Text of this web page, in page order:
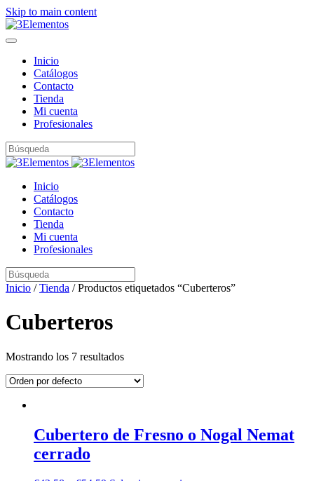
Skip to main content
Inicio
Catálogos
Contacto
Tienda
Mi cuenta
Profesionales
Inicio
Catálogos
Contacto
Tienda
Mi cuenta
Profesionales
Inicio /Tienda / Productos etiquetados “Cuberteros”
Cuberteros
Mostrando los 7 resultados
Cubertero de Fresno o Nogal Nemat
cerrado